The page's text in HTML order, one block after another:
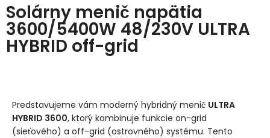
Solárny menič napätia
3600/5400W 48/230V ULTRA
HYBRID off-grid
Predstavujeme vám moderný hybridný menič ULTRA
HYBRID 3600, ktorý kombinuje funkcie on-grid
(sieťového) a off-grid (ostrovného) systému. Tento